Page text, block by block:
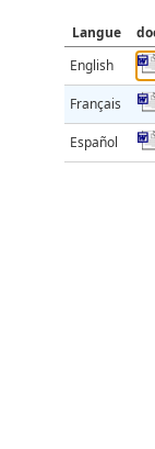
Langue
English
Français
Español